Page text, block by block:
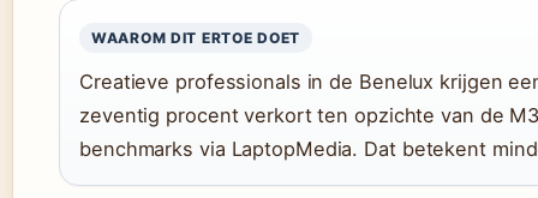
WAAROM DIT ERTOE DOET
Creatieve professionals in de Benelux krijgen
zeventig procent verkort ten opzichte van de
benchmarks via LaptopMedia. Dat betekent